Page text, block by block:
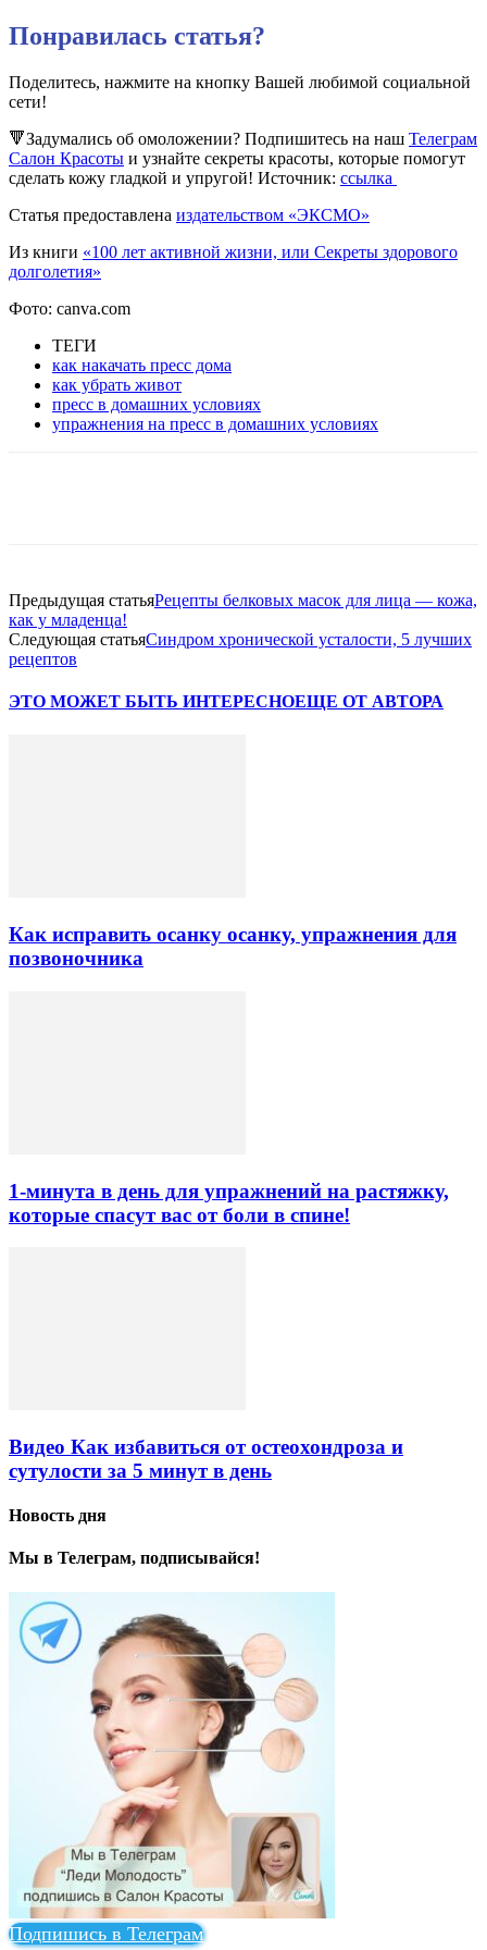
Понравилась статья?
Поделитесь, нажмите на кнопку Вашей любимой социальной
сети!
🔻Задумались об омоложении? Подпишитесь на наш Телеграм
Салон Красоты и узнайте секреты красоты, которые помогут
сделать кожу гладкой и упругой! Источник: ссылка
Статья предоставлена издательством «ЭКСМО»
Из книги «100 лет активной жизни, или Секреты здорового
долголетия»
Фото: canva.com
ТЕГИ
как накачать пресс дома
как убрать живот
пресс в домашних условиях
упражнения на пресс в домашних условиях
Предыдущая статьяРецепты белковых масок для лица — кожа,
как у младенца!
Следующая статьяСиндром хронической усталости, 5 лучших
рецептов
ЭТО МОЖЕТ БЫТЬ ИНТЕРЕСНОЕЩЕ ОТ АВТОРА
Как исправить осанку осанку, упражнения для
позвоночника
1-минута в день для упражнений на растяжку,
которые спасут вас от боли в спине!
Видео Как избавиться от остеохондроза и
сутулости за 5 минут в день
Новость дня
Мы в Телеграм, подписывайся!
Подпишись в Телеграм